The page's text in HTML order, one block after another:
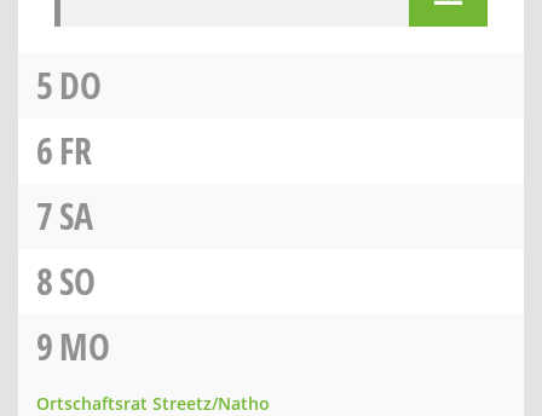
5DO
6FR
7SA
8SO
9MO
Ortschaftsrat Streetz/Natho